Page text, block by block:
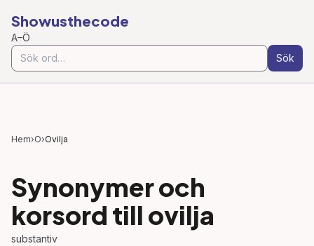
Showusthecode
A–Ö
Sök
Hem›O›Ovilja
Synonymer och
korsord till ovilja
substantiv